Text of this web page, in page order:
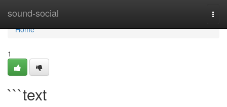
sound-social
Home
Home
1
```text